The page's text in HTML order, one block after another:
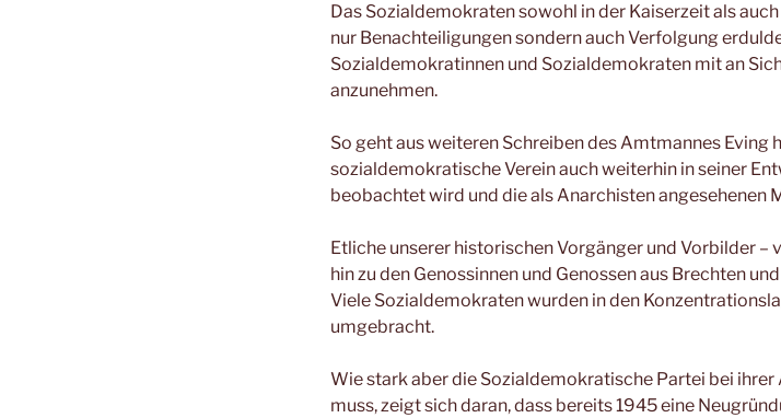
Das Sozialdemokraten sowohl in der Kaiserzeit als
nur Benachteiligungen sondern auch Verfolgung
Sozialdemokratinnen und Sozialdemokraten mit an
anzunehmen.
So geht aus weiteren Schreiben des Amtmannes Eving
sozialdemokratische Verein auch weiterhin in seiner
beobachtet wird und die als Anarchisten
Etliche unserer historischen Vorgänger und Vorbilder –
hin zu den Genossinnen und Genossen aus Brechten
Viele Sozialdemokraten wurden in den
umgebracht.
Wie stark aber die Sozialdemokratische Partei bei
muss, zeigt sich daran, dass bereits 1945 eine